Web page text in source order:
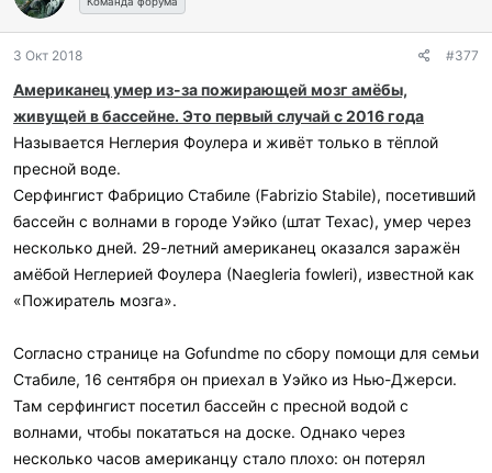
представить план по борьбе с супербактериями. Однако пока
заявляла.
распространенностью антибиотиков, к которым у
микроорганизмов выработалась устойчивость.
Источник: http://rusvesna.su/news/1522878036
Черновицкой (всего 1202 человек: 398 взрослых и 804
ребенка) областях», — говорится в сообщении.
За это время от осложнений кори умерли 11 человек: семеро
детей и четверо взрослых.
В МОЗ отметили, что вакцина против кори есть во всех
регионах. Для прививок КПК на Украине сейчас поставляется
вакцина Приорикс производства Глаксо Смит Кляйн.
«По состоянию на 14 июня 2018 года на Украине есть 892 000
доз вакцин, также ожидаются дальнейшие поставки вакцины
КПК», — подчеркнули в ведомстве.
Ранее сообщалось, что на Украине с 4 по 10 июня корью
заболело 1345 человек, в том числе 822 ребенка.
Источник:
о
а
и
л
и
3 Окт 2018 #377
Американец умер из-за пожирающей мозг амёбы,
живущей в бассейне. Это первый случай с 2016 года
Называется Неглерия Фоулера и живёт только в тёплой
пресной воде.
Серфингист Фабрицио Стабиле (Fabrizio Stabile), посетивший
бассейн с волнами в городе Уэйко (штат Техас), умер через
несколько дней. 29-летний американец оказался заражён
амёбой Heглepиeй Фoулepa (Naegleria fowleri), известной как
«Пожиратель мозга».
Согласно странице на Gofundme по сбору помощи для семьи
Стабиле, 16 сентября он приехал в Уэйко из Нью-Джерси.
Там серфингист посетил бассейн с пресной водой с
волнами, чтобы покататься на доске. Однако через
несколько часов американцу стало плохо: он потерял